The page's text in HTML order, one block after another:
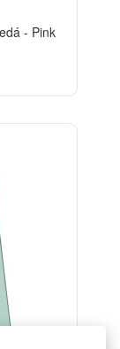
- Pink